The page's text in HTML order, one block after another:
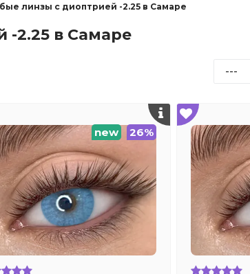
линзы с диоптрией -2.25 в Самаре
-2.25 в Самаре
new 26%